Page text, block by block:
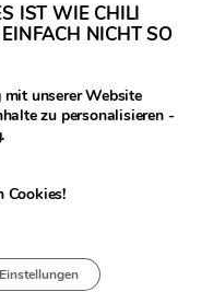
de către Uniunea
2020, numărul de
Uniunea Europeană în
IST WIE CHILI
NICHT SO
unserer Website
zu personalisieren -
Cookies!
Einstellungen